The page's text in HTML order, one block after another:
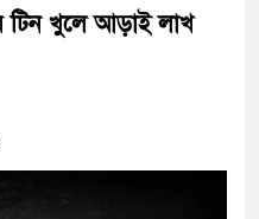
টিন খুলে আড়াই লাখ